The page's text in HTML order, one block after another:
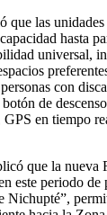
que las
hasta
universal,
con
de
GPS en tiempo
que la nueva
este periodo
Nichupté”,